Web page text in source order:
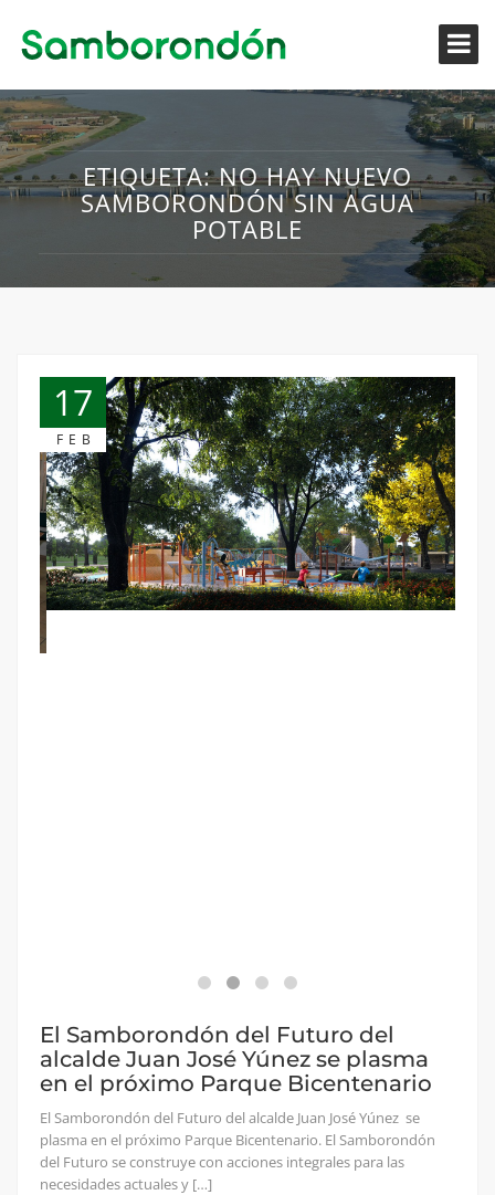
ETIQUETA:NO HAY NUEVO
SAMBORONDÓN SIN AGUA
POTABLE
17
FEB
El Samborondón del Futuro del
alcalde Juan José Yúnez se plasma
en el próximo Parque Bicentenario
El Samborondón del Futuro del alcalde Juan José Yúnez se
plasma en el próximo Parque Bicentenario. El Samborondón
del Futuro se construye con acciones integrales para las
necesidades actuales y […]